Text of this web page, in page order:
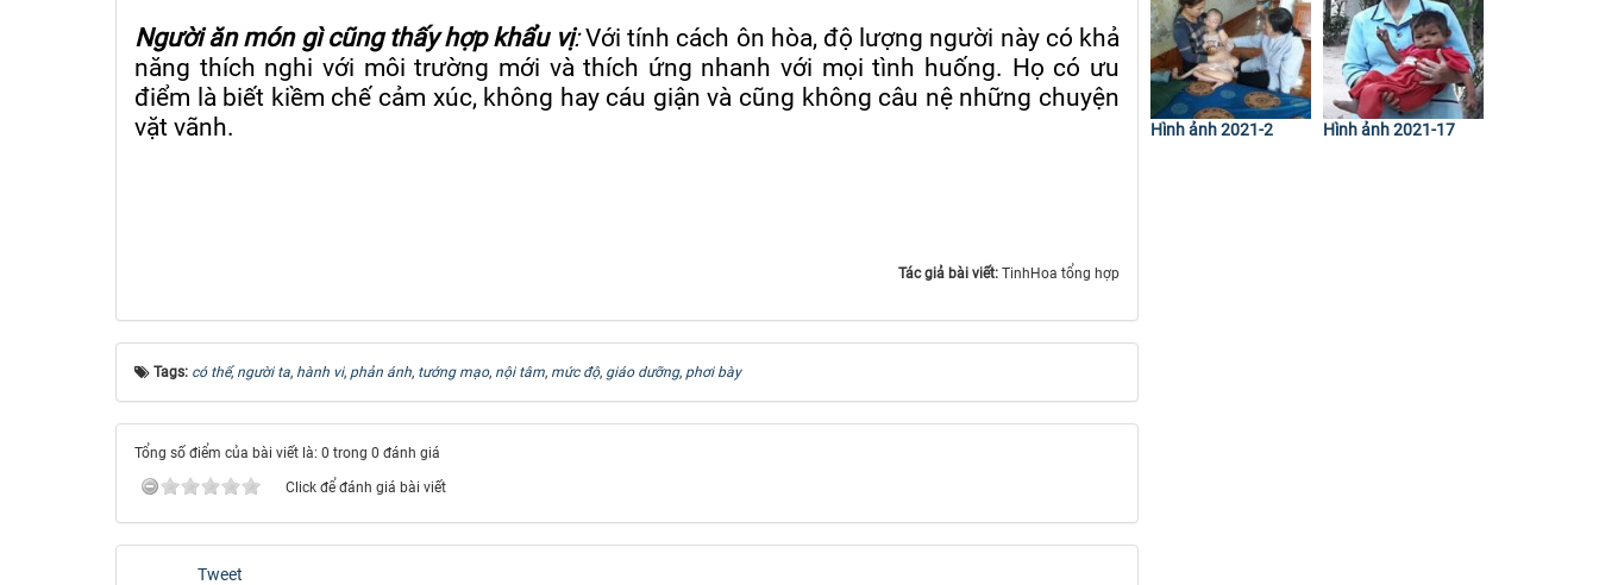
Người ăn món gì cũng thấy hợp khẩu vị:Với tính cách ôn hòa, độ lượng người này có khả
năng thích nghi với môi trường mới và thích ứng nhanh với mọi tình huống. Họ có ưu
điểm là biết kiềm chế cảm xúc, không hay cáu giận và cũng không câu nệ những chuyện
vặt vãnh.
Tác giả bài viết: TinhHoa tổng hợp
Tags: có thể, người ta, hành vi, phản ánh, tướng mạo, nội tâm, mức độ, giáo dưỡng, phơi bày
Tổng số điểm của bài viết là: 0 trong 0 đánh giá
Click để đánh giá bài viết
Tweet
Hình ảnh 2021-2 Hình ảnh 2021-17